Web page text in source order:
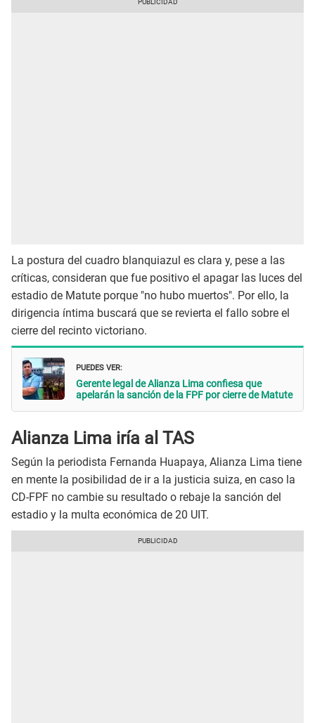
La postura del cuadro blanquiazul es clara y, pese a las
críticas, consideran que fue positivo el apagar las luces del
estadio de Matute porque "no hubo muertos". Por ello, la
dirigencia íntima buscará que se revierta el fallo sobre el
cierre del recinto victoriano.
PUEDES VER:
Gerente legal de Alianza Lima confiesa que
apelarán la sanción de la FPF por cierre de Matute
Alianza Lima iría al TAS
Según la periodista Fernanda Huapaya, Alianza Lima tiene
en mente la posibilidad de ir a la justicia suiza, en caso la
CD-FPF no cambie su resultado o rebaje la sanción del
estadio y la multa económica de 20 UIT.